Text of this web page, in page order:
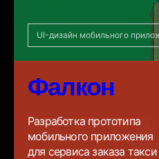
UI-дизайн мобильного
Фалкон
Разработка прототипа
мобильного приложения
для сервиса заказа такси